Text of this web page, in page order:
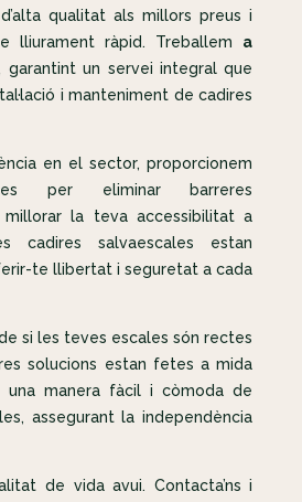
qualitat als millors preus i
lliurament ràpid. Treballem a
garantint un servei integral que
i manteniment de cadires
en el sector, proporcionem
per eliminar barreres
millorar la teva accessibilitat a
cadires salvaescales estan
te llibertat i seguretat a cada
si les teves escales són rectes
solucions estan fetes a mida
una manera fàcil i còmoda de
assegurant la independència
de vida avui. Contacta’ns i